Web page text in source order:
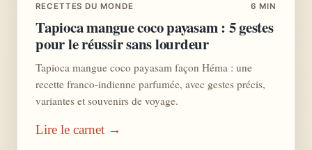
RECETTES DU MONDE 6 MIN
Tapioca mangue coco payasam : 5 gestes
pour le réussir sans lourdeur
Tapioca mangue coco payasam façon Héma : une
recette franco-indienne parfumée, avec gestes précis,
variantes et souvenirs de voyage.
Lire le carnet →